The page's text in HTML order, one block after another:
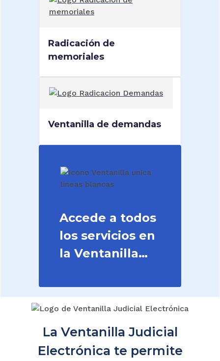
Radicación de
memoriales
Ventanilla de demandas
Accede a todos
los servicios en
la Ventanilla
La Ventanilla Judicial
Electrónica te permite